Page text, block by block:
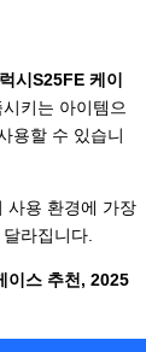
시S25FE 케이
키는 아이템으
용할 수 있습니
사용 환경에 가장
라집니다.
이스 추천, 2025